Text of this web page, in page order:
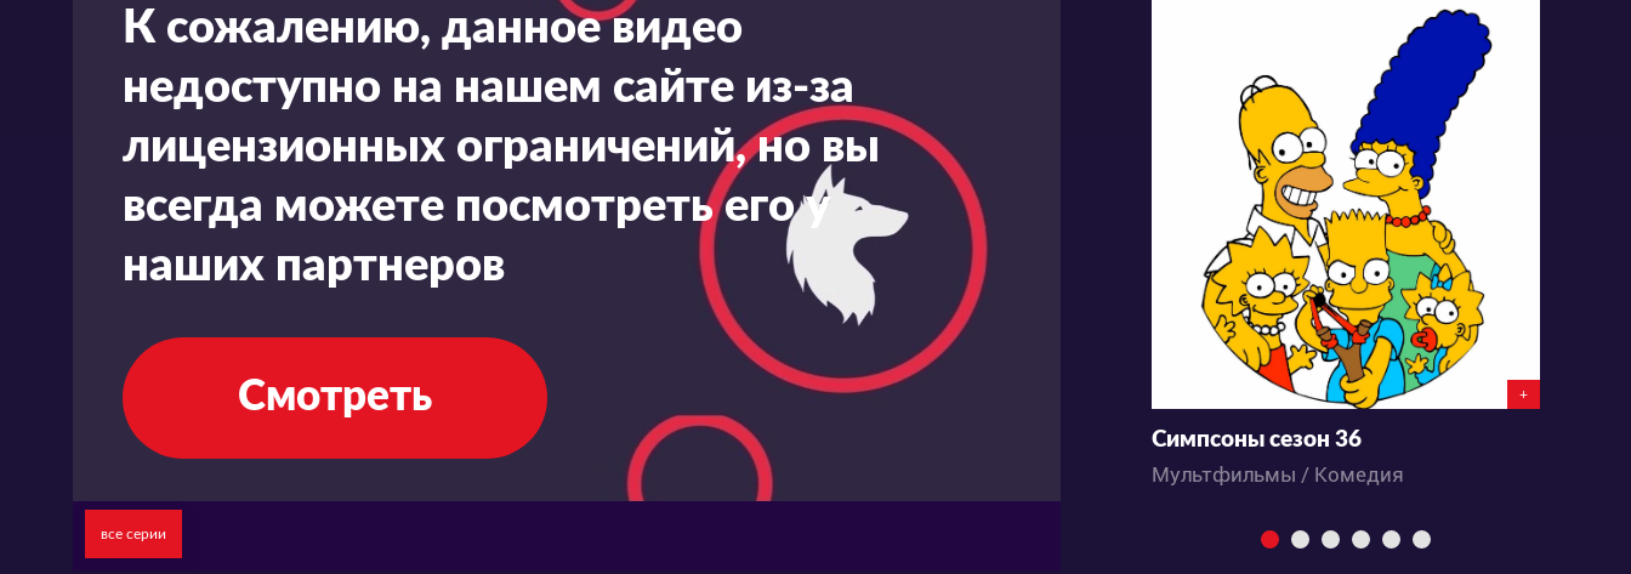
К сожалению, данное видео
недоступно на нашем сайте из-за
лицензионных ограничений, но вы
всегда можете посмотреть его у
наших партнеров
Смотреть
все серии
+
Симпсоны сезон 36
Мультфильмы / Комедия